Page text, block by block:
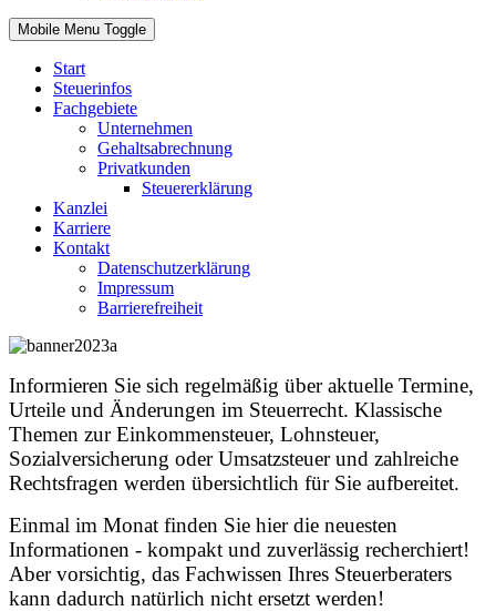
Mobile Menu Toggle
Start
Steuerinfos
Fachgebiete
Unternehmen
Gehaltsabrechnung
Privatkunden
Steuererklärung
Kanzlei
Karriere
Kontakt
Datenschutzerklärung
Impressum
Barrierefreiheit
Informieren Sie sich regelmäßig über aktuelle Termine,
Urteile und Änderungen im Steuerrecht. Klassische
Themen zur Einkommensteuer, Lohnsteuer,
Sozialversicherung oder Umsatzsteuer und zahlreiche
Rechtsfragen werden übersichtlich für Sie aufbereitet.
Einmal im Monat finden Sie hier die neuesten
Informationen - kompakt und zuverlässig recherchiert!
Aber vorsichtig, das Fachwissen Ihres Steuerberaters
kann dadurch natürlich nicht ersetzt werden!